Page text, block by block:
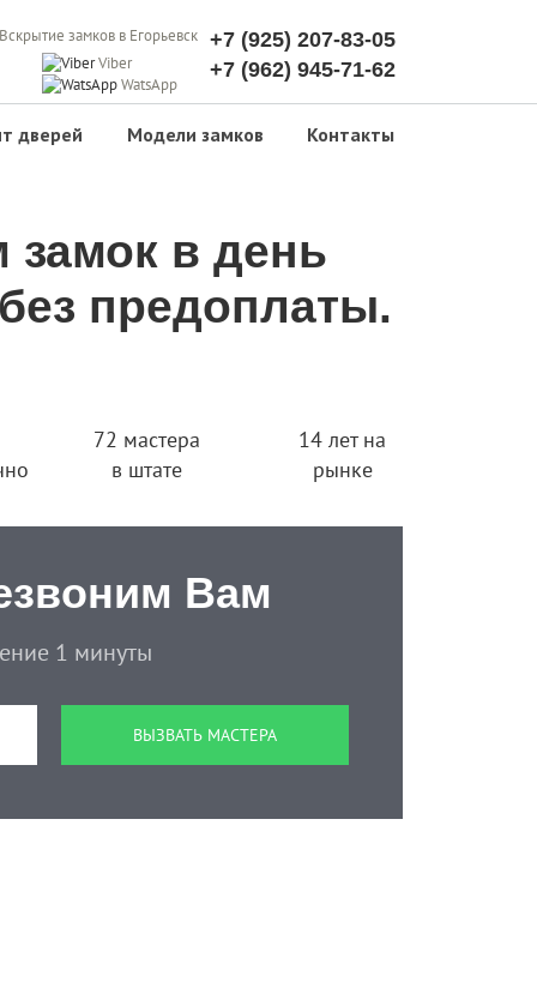
+7 (925) 207-83-05
+7 (962) 945-71-62
Viber
WatsApp
дверей Модели замков Контакты
в день
предоплаты.
72 мастера
в штате
14 лет на
рынке
Вам
1 минуты